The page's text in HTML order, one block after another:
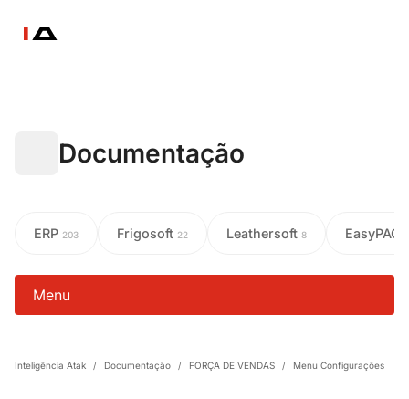
Documentação
ERP 203 Frigosoft 22 Leathersoft 8 EasyPAC
Menu
Inteligência Atak / Documentação / FORÇA DE VENDAS / Menu Configurações